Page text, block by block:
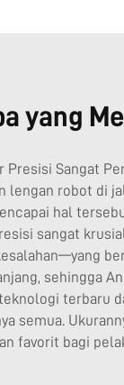
yang
Presisi Sangat
lengan robot di
hal
sangat
sehingga
terbaru
semua.
favorit bagi